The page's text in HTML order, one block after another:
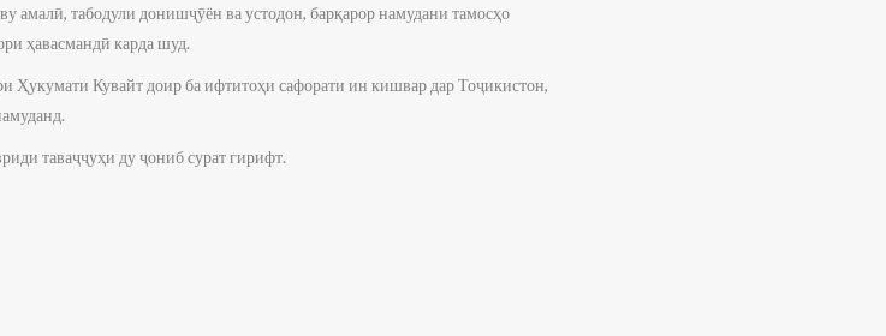
амалӣ, табодули донишҷӯён ва устодон, барқарор намудани тамосҳо
ҳавасмандӣ карда шуд.
Ҳукумати Кувайт доир ба ифтитоҳи сафорати ин кишвар дар Тоҷикистон,
таваҷҷуҳи ду ҷониб сурат гирифт.